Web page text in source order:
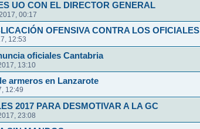
UO CON EL DIRECTOR GENERAL
00:17
OFENSIVA CONTRA LOS OFICIALES
12:53
oficiales Cantabria
13:10
armeros en Lanzarote
12:49
2017 PARA DESMOTIVAR A LA GC
23:08